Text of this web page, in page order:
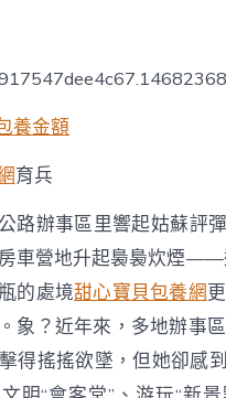
養金額
育兵
路辦事區里響起姑蘇評
車營地升起裊裊炊煙——
的處境甜心寶貝包養網
象？近年來，多地辦事區
得搖搖欲墜，但她卻感